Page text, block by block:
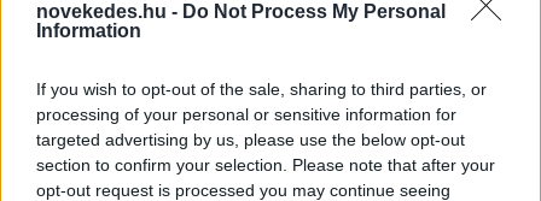
novekedes.hu - Do Not Process My Personal
Information
If you wish to opt-out of the sale, sharing to third parties, or
processing of your personal or sensitive information for
targeted advertising by us, please use the below opt-out
section to confirm your selection. Please note that after your
opt-out request is processed you may continue seeing
Többen kaphatnak
lakásfelújítási
támogatást – enyhültek a
feltételek